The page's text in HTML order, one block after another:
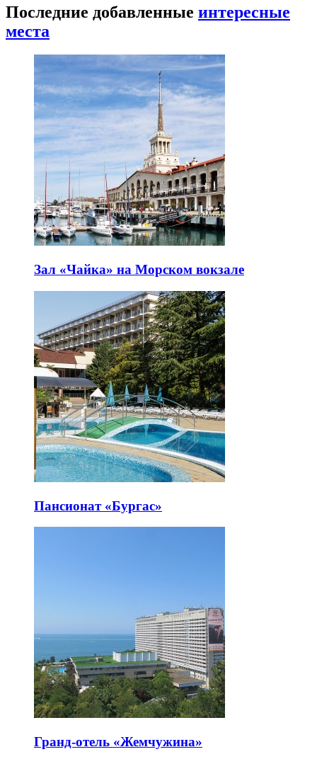
Последние добавленные интересные
места
Зал «Чайка» на Морском вокзале
Пансионат «Бургас»
Гранд-отель «Жемчужина»